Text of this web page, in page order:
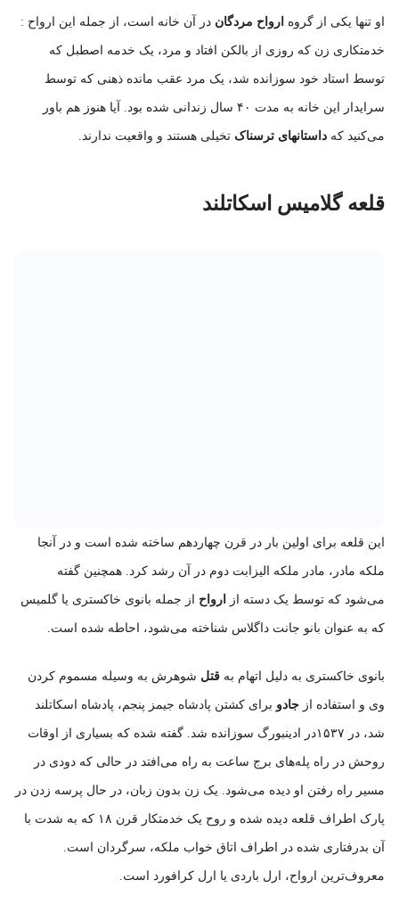
او تنها یکی از گروه ارواح مردگان در آن خانه است، از جمله این ارواح :
خدمتکاری زن که روزی از بالکن افتاد و مرد، یک خدمه اصطبل که
توسط استاد خود سوزانده شد، یک مرد عقب مانده ذهنی که توسط
سرایدار این خانه به مدت ۴۰ سال زندانی شده بود. آیا هنوز هم باور
می‌کنید که داستانهای ترسناک تخیلی هستند و واقعیت ندارند.
قلعه گلامیس اسکاتلند
این قلعه برای اولین بار در قرن چهاردهم ساخته شده است و در آنجا
ملکه مادر، مادر ملکه الیزابت دوم در آن رشد کرد. همچنین گفته
می‌شود که توسط یک دسته از ارواح از جمله بانوی خاکستری یا گلمیس
که به عنوان بانو جانت داگلاس شناخته می‌شود، احاطه شده است.
بانوی خاکستری به دلیل اتهام به قتل شوهرش به وسیله مسموم کردن
وی و استفاده از جادو برای کشتن پادشاه جیمز پنجم، پادشاه اسکاتلند
شد، در ۱۵۳۷در ادینبورگ سوزانده شد. گفته شده که بسیاری از اوقات
روحش در راه پله‌های برج ساعت به راه می‌افتد در حالی که دودی در
مسیر راه رفتن او دیده می‌شود. یک زن بدون زبان، در حال پرسه زدن در
پارک اطراف قلعه دیده شده و روح یک خدمتکار قرن ۱۸ که به شدت با
آن بدرفتاری شده در اطراف اتاق خواب ملکه، سرگردان است.
معروف‌ترین ارواح، ارل باردی یا ارل کرافورد است.